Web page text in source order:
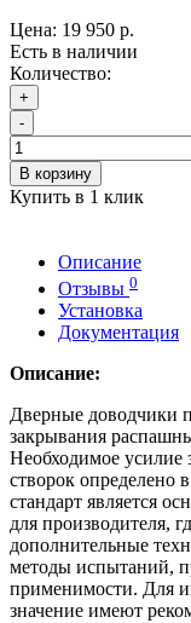
Цена: 19 950 р.
Есть в наличии
Количество:
+
-
В корзину
Купить в 1 клик
Описание
Отзывы 0
Установка
Документация
Описание:
Дверные доводчики
закрывания
Необходимое
створок определено
стандарт является
для производителя,
дополнительные
методы испытаний,
применимости. Для
значение имеют